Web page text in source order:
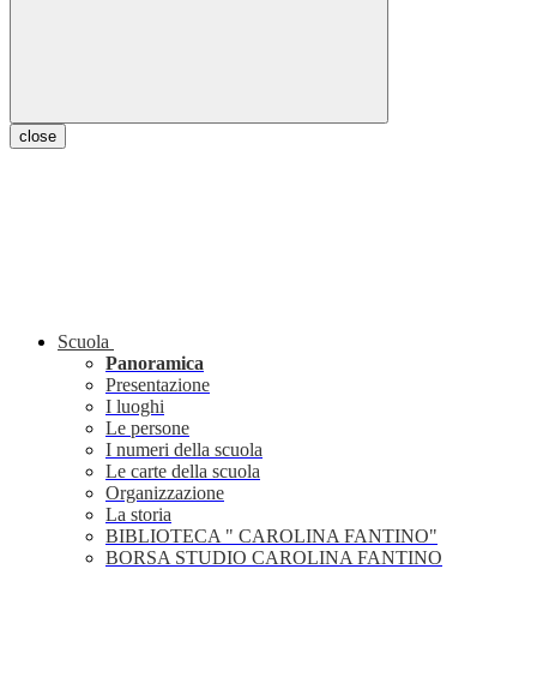
close
Scuola
Panoramica
Presentazione
I luoghi
Le persone
I numeri della scuola
Le carte della scuola
Organizzazione
La storia
BIBLIOTECA " CAROLINA FANTINO"
BORSA STUDIO CAROLINA FANTINO